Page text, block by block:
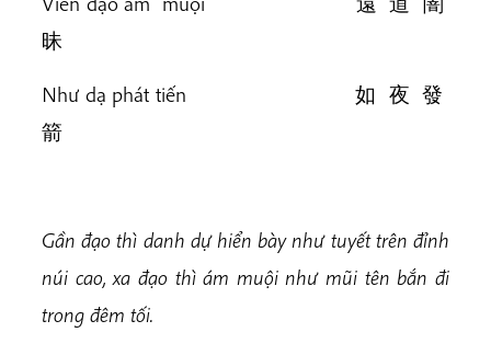
昧
Như dạ phát tiến 如 夜 發
箭
Gần đạo thì danh dự hiển bày như tuyết trên đỉnh
núi cao, xa đạo thì ám muội như mũi tên bắn đi
trong đêm tối.